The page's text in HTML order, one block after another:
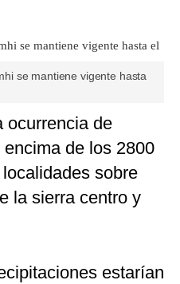
se mantiene vigente hasta
ocurrencia de
de los 2800
sobre
la sierra centro y
estarían